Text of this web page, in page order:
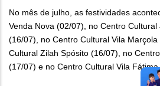
No mês de julho, as festividades
Venda Nova (02/07), no Centro
(16/07), no Centro Cultural Vila
Cultural Zilah Spósito (16/07), no
(17/07) e no Centro Cultural Vila